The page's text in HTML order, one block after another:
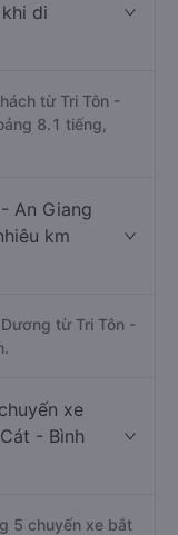
di
từ Tri Tôn -
8.1 tiếng,
An Giang
km
từ Tri Tôn -
xe
- Bình
5 chuyến xe bắt